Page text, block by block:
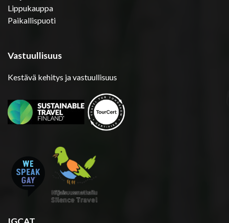
Lippukauppa
Paikallispuoti
Vastuullisuus
Kestävä kehitys ja vastuullisuus